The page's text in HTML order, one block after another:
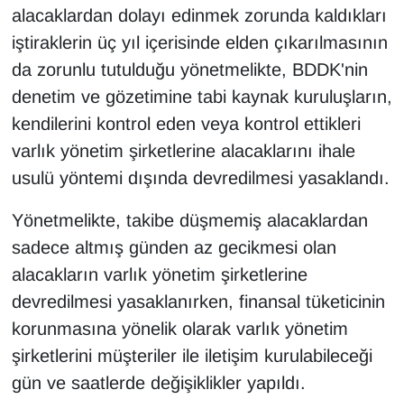
alacaklardan dolayı edinmek zorunda kaldıkları
iştiraklerin üç yıl içerisinde elden çıkarılmasının
da zorunlu tutulduğu yönetmelikte, BDDK'nin
denetim ve gözetimine tabi kaynak kuruluşların,
kendilerini kontrol eden veya kontrol ettikleri
varlık yönetim şirketlerine alacaklarını ihale
usulü yöntemi dışında devredilmesi yasaklandı.
Yönetmelikte, takibe düşmemiş alacaklardan
sadece altmış günden az gecikmesi olan
alacakların varlık yönetim şirketlerine
devredilmesi yasaklanırken, finansal tüketicinin
korunmasına yönelik olarak varlık yönetim
şirketlerini müşteriler ile iletişim kurulabileceği
gün ve saatlerde değişiklikler yapıldı.
SİYASET
SPOR
TEBRİK
TEKNOLOJİ
Turizm
VAN'DA SPOR
Vasıta
YAŞAM